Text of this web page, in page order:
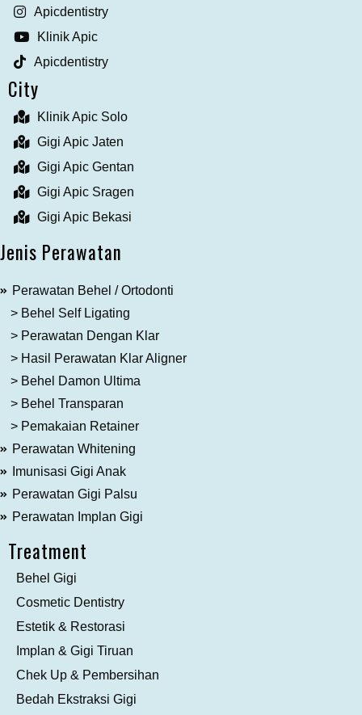
Apicdentistry
Klinik Apic
Apicdentistry
City
Klinik Apic Solo
Gigi Apic Jaten
Gigi Apic Gentan
Gigi Apic Sragen
Gigi Apic Bekasi
Jenis Perawatan
Perawatan Behel / Ortodonti
> Behel Self Ligating
> Perawatan Dengan Klar
> Hasil Perawatan Klar Aligner
> Behel Damon Ultima
> Behel Transparan
> Pemakaian Retainer
Perawatan Whitening
Imunisasi Gigi Anak
Perawatan Gigi Palsu
Perawatan Implan Gigi
Treatment
Behel Gigi
Cosmetic Dentistry
Estetik & Restorasi
Implan & Gigi Tiruan
Chek Up & Pembersihan
Bedah Ekstraksi Gigi